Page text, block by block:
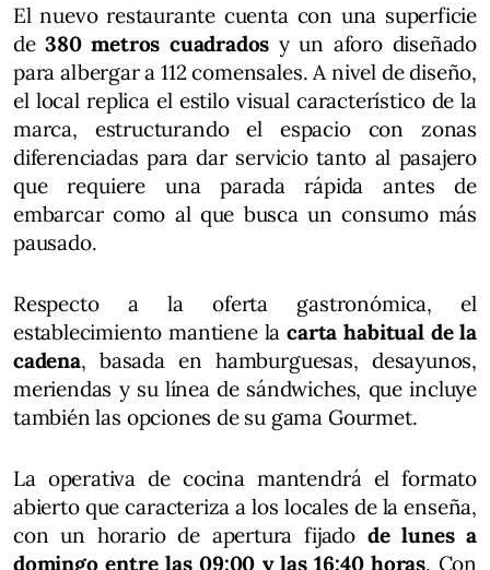
El nuevo restaurante cuenta con una superficie
de380 metros cuadrados y un aforo diseñado
para albergar a 112 comensales. A nivel de diseño,
el local replica el estilo visual característico de la
marca, estructurando el espacio con zonas
diferenciadas para dar servicio tanto al pasajero
que requiere una parada rápida antes de
embarcar como al que busca un consumo más
pausado.
Respecto a la oferta gastronómica, el
establecimiento mantiene lacarta habitual de la
cadena, basada en hamburguesas, desayunos,
meriendas y su línea de sándwiches, que incluye
también las opciones de su gama Gourmet.
La operativa de cocina mantendrá el formato
abierto que caracteriza a los locales de la enseña,
con un horario de apertura fijado de lunes a
domingo entre las 09:00 y las 16:40 horas. Con